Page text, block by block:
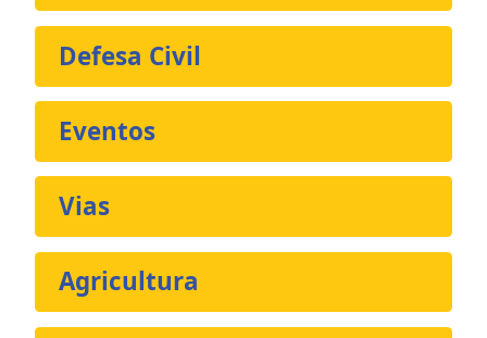
Defesa Civil
Eventos
Vias
Agricultura